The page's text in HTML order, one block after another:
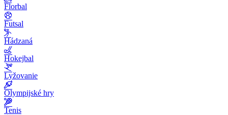
Florbal
Futsal
Hádzaná
Hokejbal
Lyžovanie
Olympijské hry
Tenis